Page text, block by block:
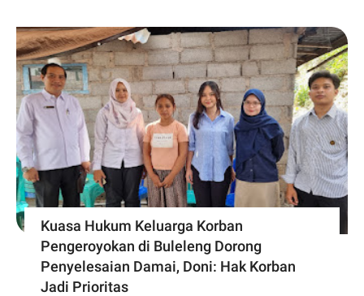
Kuasa Hukum Keluarga Korban
Pengeroyokan di Buleleng Dorong
Penyelesaian Damai, Doni: Hak Korban
Jadi Prioritas